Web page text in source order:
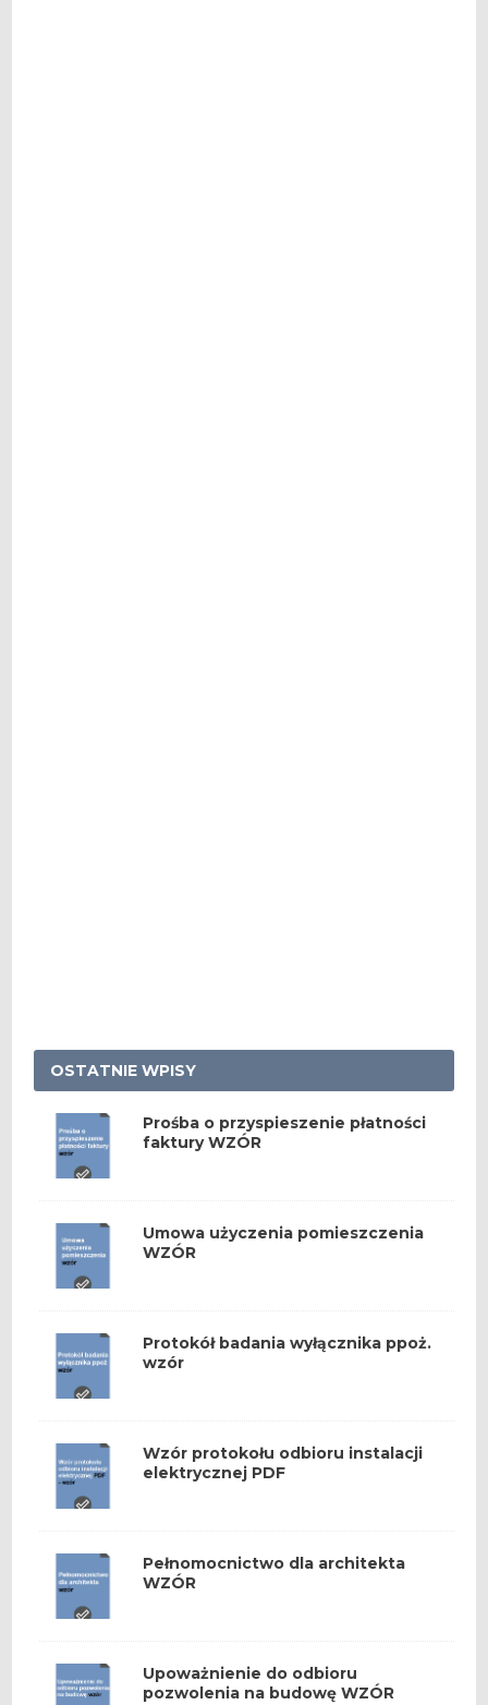
OSTATNIE WPISY
Prośba o przyspieszenie płatności
faktury WZÓR
Umowa użyczenia pomieszczenia
WZÓR
Protokół badania wyłącznika ppoż.
wzór
Wzór protokołu odbioru instalacji
elektrycznej PDF
Pełnomocnictwo dla architekta
WZÓR
Upoważnienie do odbioru
pozwolenia na budowę WZÓR